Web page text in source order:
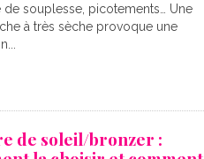
de souplesse, picotements… Une
à très sèche provoque une
de soleil/bronzer :